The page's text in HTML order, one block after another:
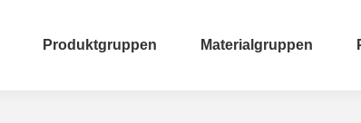
Produktgruppen Materialgruppen
Produktgruppen Materialgruppen